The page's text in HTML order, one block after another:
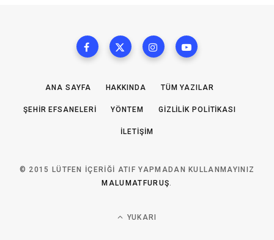
ANA SAYFA HAKKINDA TÜM YAZILAR
ŞEHIR EFSANELERI YÖNTEM GIZLILIK POLITIKASI
İLETIŞIM
© 2015 LÜTFEN IÇERIĞI ATIF YAPMADAN KULLANMAYINIZ
MALUMATFURUŞ
YUKARI